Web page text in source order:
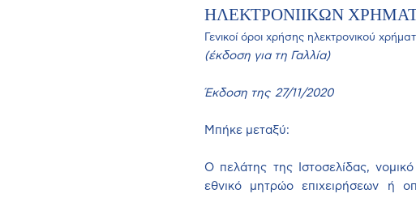
ΗΛΕΚΤΡΟΝΙΙΚΩΝ
Γενικοί όροι χρήσης ηλεκτρονικού
(έκδοση για τη Γαλλία)
Έκδοση της 27/11/2020
Μπήκε μεταξύ:
Ο πελάτης της Ιστοσελίδας,
εθνικό μητρώο επιχειρήσεων ή